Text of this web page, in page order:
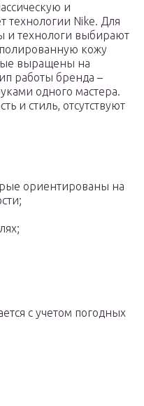
и
технологии Nike. Для
и технологи выбирают
кожу
выращены на
работы бренда –
одного мастера.
и стиль, отсутствуют
ориентированы на
с учетом погодных